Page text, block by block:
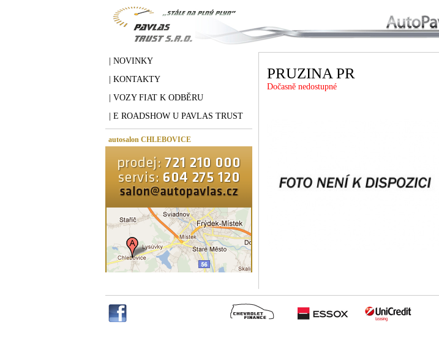
| NOVINKY
| KONTAKTY
| VOZY FIAT K ODBĚRU
| E ROADSHOW U PAVLAS TRUST
autosalon CHLEBOVICE
PRUZINA PR
Dočasně nedostupné